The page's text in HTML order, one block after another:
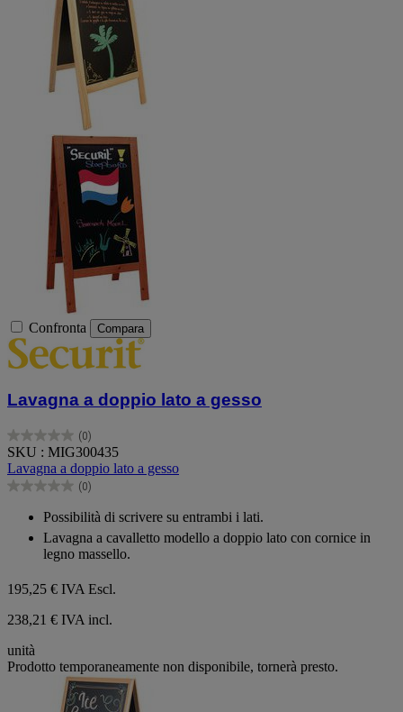
Confronta Compara
Lavagna a doppio lato a gesso
(0)
0.0
su
5
stelle.
SKU : MIG300435
Lavagna a doppio lato a gesso
(0)
0.0
stelle.
Possibilità di scrivere su entrambi i lati.
Lavagna a cavalletto modello a doppio lato con cornice in
legno massello.
195,25 € IVA Escl.
238,21 € IVA incl.
unità
Prodotto temporaneamente non disponibile, tornerà presto.